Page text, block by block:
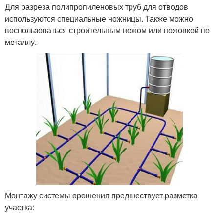
Для разреза полипропиленовых труб для отводов
используются специальные ножницы. Также можно
воспользоваться строительным ножом или ножовкой по
металлу.
Монтажу системы орошения предшествует разметка
участка: